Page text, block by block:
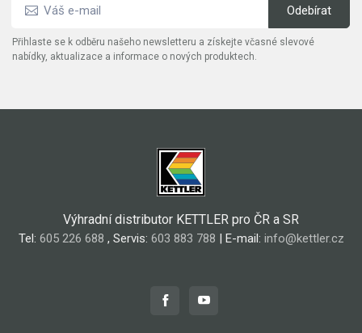
Přihlaste se k odběru našeho newsletteru a získejte včasné slevové
nabídky, aktualizace a informace o nových produktech.
Výhradní distributor KETTLER pro ČR a SR
Tel: 605 226 688 , Servis: 603 883 788 | E-mail: info@kettler.cz